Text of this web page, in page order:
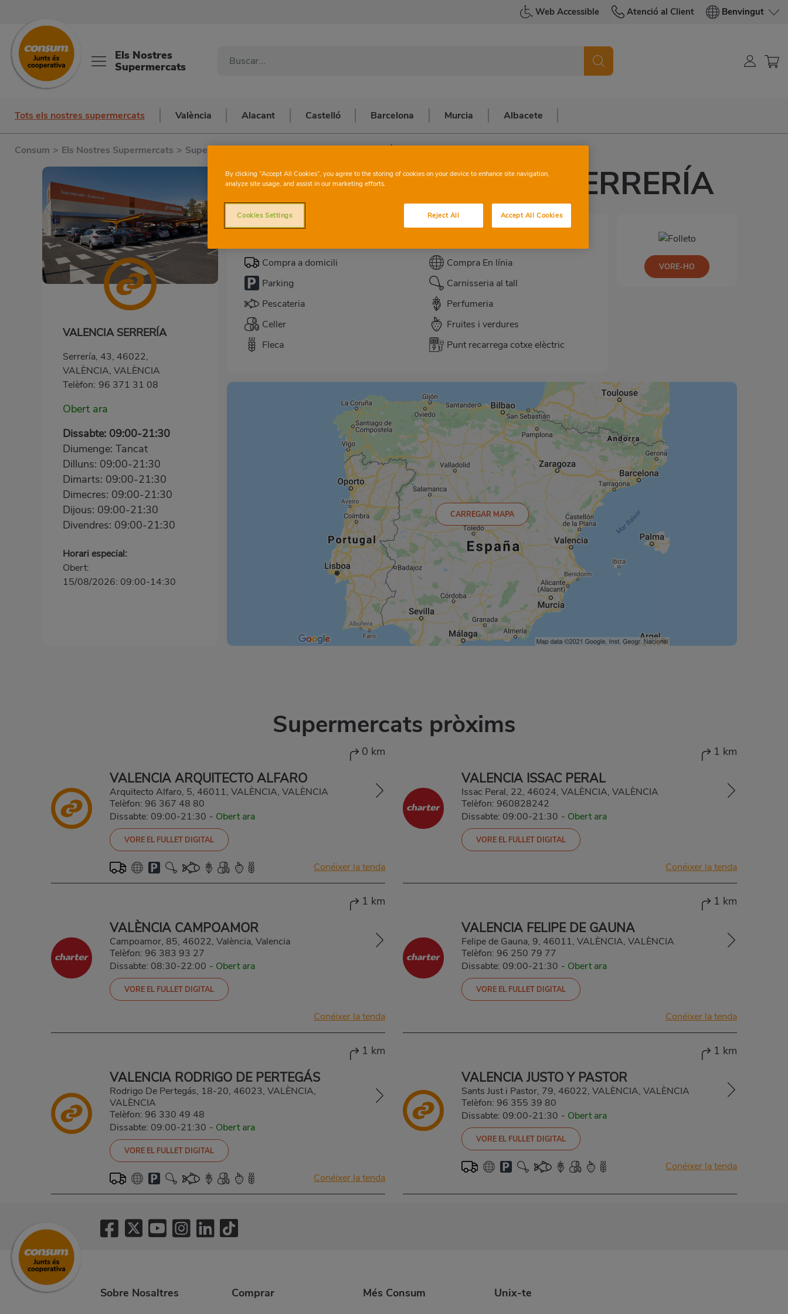
Web Accessible Atenció al Client Benvingut
Els Nostres
Supermercats
Tots els nostres supermercats València Alacant Castelló Barcelona Murcia Albacete
Consum > Els Nostres Supermercats > Supermercats a València
VALENCIA SERRERÍA
Serrería, 43, 46022,
VALÈNCIA, VALÈNCIA
Telèfon: 96 371 31 08
Obert ara
Dissabte: 09:00-21:30
Diumenge: Tancat
Dilluns: 09:00-21:30
Dimarts: 09:00-21:30
Dimecres: 09:00-21:30
Dijous: 09:00-21:30
Divendres: 09:00-21:30
Horari especial:
Obert:
15/08/2026: 09:00-14:30
CONSUMVALENCIA SERRERÍA
Compra a domicili
Compra En línia
Parking
Carnisseria al tall
Pescateria
Perfumeria
Celler
Fruites i verdures
Fleca
Punt recarrega cotxe elèctric
VORE-HO
CARREGAR MAPA
Supermercats pròxims
0 km
VALENCIA ARQUITECTO ALFARO
Arquitecto Alfaro, 5, 46011, VALÈNCIA, VALÈNCIA
Telèfon: 96 367 48 80
Dissabte: 09:00-21:30 - Obert ara
VORE EL FULLET DIGITAL
Conéixer la tenda
1 km
VALENCIA ISSAC PERAL
Issac Peral, 22, 46024, VALÈNCIA, VALÈNCIA
Telèfon: 960828242
Dissabte: 09:00-21:30 - Obert ara
VORE EL FULLET DIGITAL
Conéixer la tenda
1 km
VALÈNCIA CAMPOAMOR
Campoamor, 85, 46022, València, Valencia
Telèfon: 96 383 93 27
Dissabte: 08:30-22:00 - Obert ara
VORE EL FULLET DIGITAL
Conéixer la tenda
1 km
VALENCIA FELIPE DE GAUNA
Felipe de Gauna, 9, 46011, VALÈNCIA, VALÈNCIA
Telèfon: 96 250 79 77
Dissabte: 09:00-21:30 - Obert ara
VORE EL FULLET DIGITAL
Conéixer la tenda
1 km
VALENCIA RODRIGO DE PERTEGÁS
Rodrigo De Pertegás, 18-20, 46023, VALÈNCIA,
VALÈNCIA
Telèfon: 96 330 49 48
Dissabte: 09:00-21:30 - Obert ara
VORE EL FULLET DIGITAL
Conéixer la tenda
1 km
VALENCIA JUSTO Y PASTOR
Sants Just i Pastor, 79, 46022, VALÈNCIA, VALÈNCIA
Telèfon: 96 355 39 80
Dissabte: 09:00-21:30 - Obert ara
VORE EL FULLET DIGITAL
Conéixer la tenda
Sobre Nosaltres Comprar Més Consum Unix-te
By clicking “Accept All Cookies”, you agree to the storing of cookies on your device to enhance site navigation,
analyze site usage, and assist in our marketing efforts.
Reject All Accept All Cookies
Cookies Settings